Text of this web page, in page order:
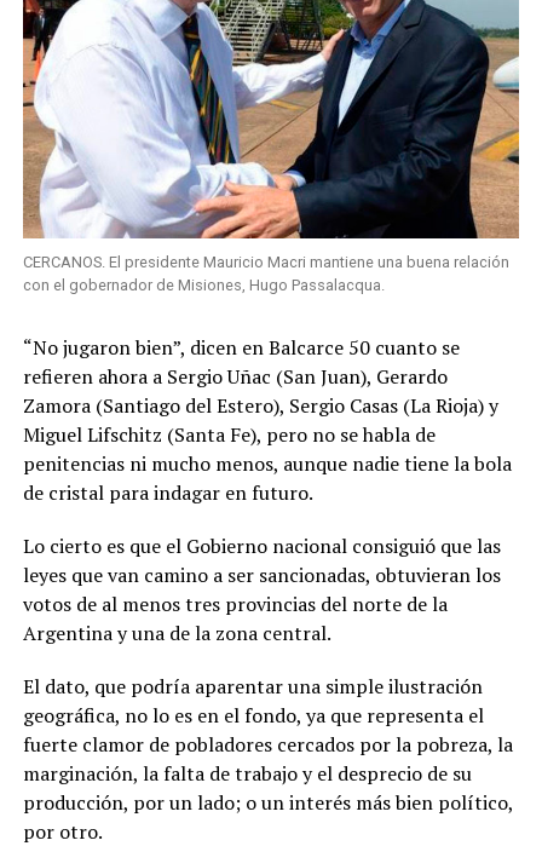
CERCANOS. El presidente Mauricio Macri mantiene una buena relación
con el gobernador de Misiones, Hugo Passalacqua.
“No jugaron bien”, dicen en Balcarce 50 cuanto se
refieren ahora a Sergio Uñac (San Juan), Gerardo
Zamora (Santiago del Estero), Sergio Casas (La Rioja) y
Miguel Lifschitz (Santa Fe), pero no se habla de
penitencias ni mucho menos, aunque nadie tiene la bola
de cristal para indagar en futuro.
Lo cierto es que el Gobierno nacional consiguió que las
leyes que van camino a ser sancionadas, obtuvieran los
votos de al menos tres provincias del norte de la
Argentina y una de la zona central.
El dato, que podría aparentar una simple ilustración
geográfica, no lo es en el fondo, ya que representa el
fuerte clamor de pobladores cercados por la pobreza, la
marginación, la falta de trabajo y el desprecio de su
producción, por un lado; o un interés más bien político,
por otro.